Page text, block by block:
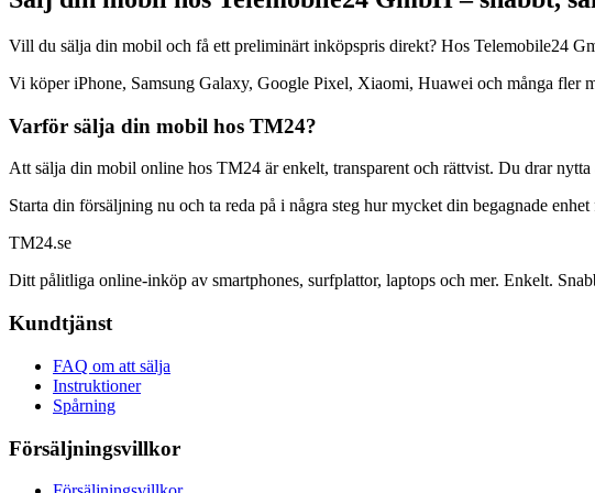
Vill du sälja din mobil och få ett preliminärt inköpspris direkt? Hos Telemobile24
Vi köper iPhone, Samsung Galaxy, Google Pixel, Xiaomi, Huawei och många fler
Varför sälja din mobil hos TM24?
Att sälja din mobil online hos TM24 är enkelt, transparent och rättvist. Du drar
Starta din försäljning nu och ta reda på i några steg hur mycket din begagnade
TM24.se
Ditt pålitliga online-inköp av smartphones, surfplattor, laptops och mer. Enkelt.
Kundtjänst
FAQ om att sälja
Instruktioner
Spårning
Försäljningsvillkor